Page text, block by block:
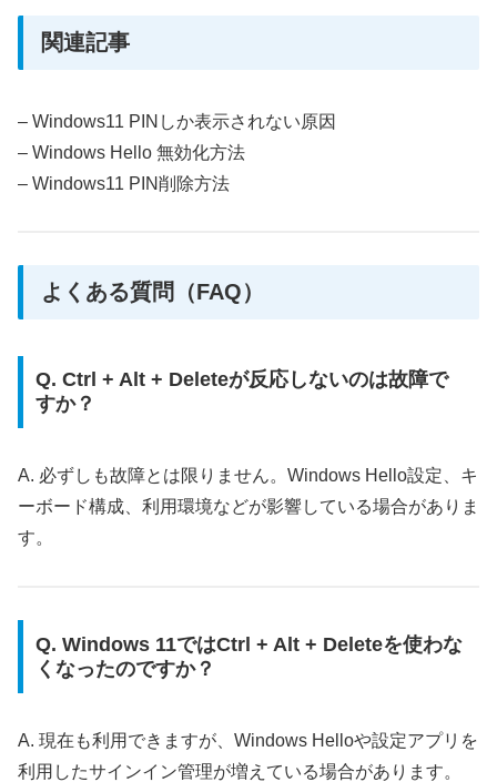
関連記事
– Windows11 PINしか表示されない原因
– Windows Hello 無効化方法
– Windows11 PIN削除方法
よくある質問（FAQ）
Q. Ctrl + Alt + Deleteが反応しないのは故障で
すか？
A. 必ずしも故障とは限りません。Windows Hello設定、キ
ーボード構成、利用環境などが影響している場合がありま
す。
Q. Windows 11ではCtrl + Alt + Deleteを使わな
くなったのですか？
A. 現在も利用できますが、Windows Helloや設定アプリを
利用したサインイン管理が増えている場合があります。